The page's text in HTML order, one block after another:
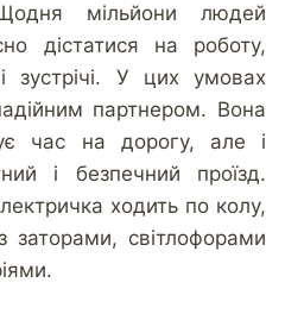
Щодня мільйони людей
дістатися на роботу,
зустрічі. У цих умовах
партнером. Вона
час на дорогу, але і
і безпечний проїзд.
ходить по колу,
світлофорами